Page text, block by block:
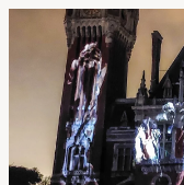
contenu